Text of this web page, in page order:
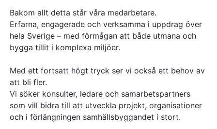
Bakom allt detta står våra medarbetare.
Erfarna, engagerade och verksamma i uppdrag över
hela Sverige – med förmågan att både utmana och
bygga tillit i komplexa miljöer.
Med ett fortsatt högt tryck ser vi också ett behov av
att bli fler.
Vi söker konsulter, ledare och samarbetspartners
som vill bidra till att utveckla projekt, organisationer
och i förlängningen samhällsbyggandet i stort.